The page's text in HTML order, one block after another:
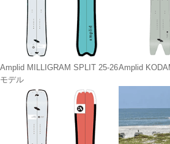
Amplid MILLIGRAM SPLIT 25-26
モデル
Amplid